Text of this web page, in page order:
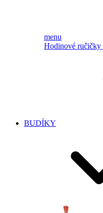
menu
Hodinové ručičky
BUDÍKY